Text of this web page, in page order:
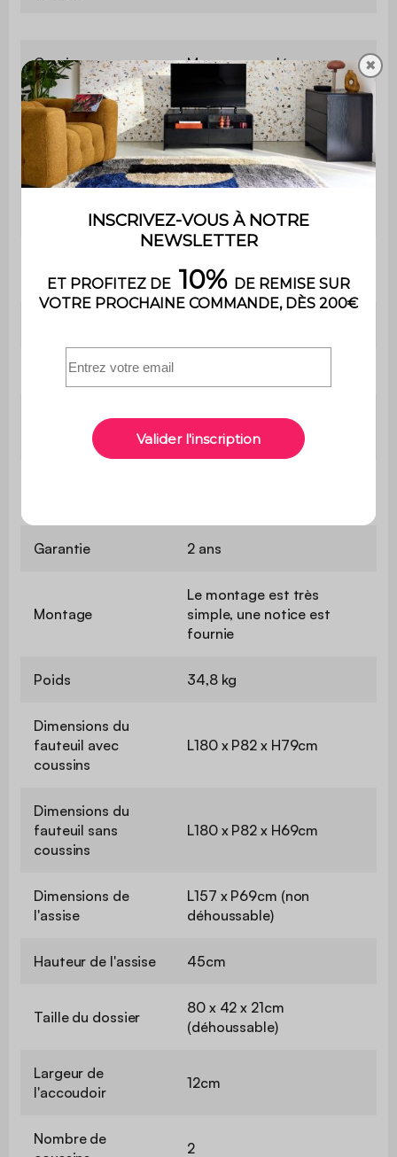
Garnissage
accoudoirs
Mousse recyclée
(50kg/m3)
Garnissage petits
coussins
Fibre polyester
Profondeur
d'accoudoir
12 cm
Convertible
Poids max.
supporté
Garantie 2 ans
Montage
Le montage est très
simple, une notice est
fournie
Poids 34,8 kg
Dimensions du
fauteuil avec
coussins
L180 x P82 x H79cm
Dimensions du
fauteuil sans
coussins
L180 x P82 x H69cm
Dimensions de
l'assise
L157 x P69cm (non
déhoussable)
Hauteur de l'assise 45cm
Taille du dossier
80 x 42 x 21cm
(déhoussable)
Largeur de
l'accoudoir
12cm
Nombre de
2
✖